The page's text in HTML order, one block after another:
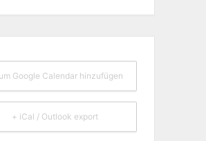
Google Calendar hinzufügen
+ iCal / Outlook export